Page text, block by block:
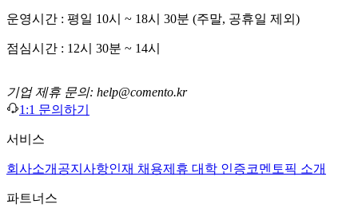
운영시간 : 평일 10시 ~ 18시 30분 (주말, 공휴일 제외)
점심시간 : 12시 30분 ~ 14시
기업 제휴 문의: help@comento.kr
1:1 문의하기
서비스
회사소개 공지사항인재 채용제휴 대학 인증코멘토픽 소개
파트너스